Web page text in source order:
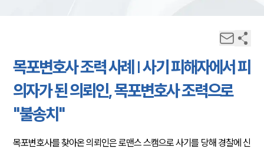
목포변호사 조력 사례 | 사기 피해자에서 피
의자가 된 의뢰인, 목포변호사 조력으로
"불송치"
목포변호사를 찾아온 의뢰인은 로맨스 스캠으로 사기를 당해 경찰에 신